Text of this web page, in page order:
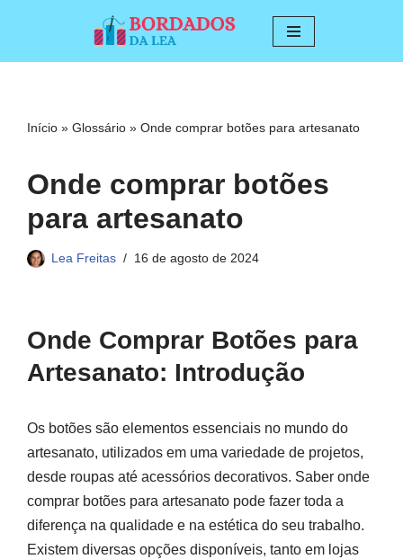
conteúdo
Início » Glossário » Onde comprar botões para artesanato
Onde comprar botões
para artesanato
Lea Freitas 16 de agosto de 2024
Onde Comprar Botões para
Artesanato: Introdução
Os botões são elementos essenciais no mundo do
artesanato, utilizados em uma variedade de projetos,
desde roupas até acessórios decorativos. Saber onde
comprar botões para artesanato pode fazer toda a
diferença na qualidade e na estética do seu trabalho.
Existem diversas opções disponíveis, tanto em lojas